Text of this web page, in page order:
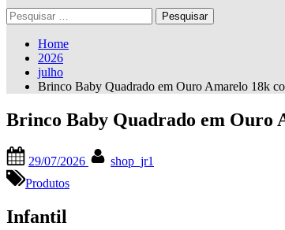
Pesquisar
por:
Home
2026
julho
Brinco Baby Quadrado em Ouro Amarelo 18k
Brinco Baby Quadrado em Ouro
on
29/07/2026
shop_jr1
Produtos
Infantil